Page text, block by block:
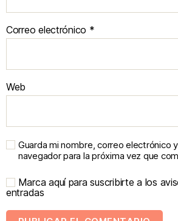
Correo electrónico *
Web
Guarda mi nombre, correo electrónico
navegador para la próxima vez que
Marca aquí para suscribirte a los
entradas